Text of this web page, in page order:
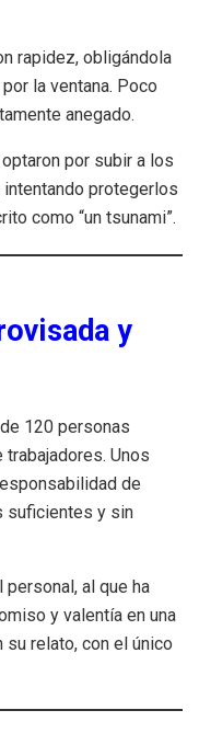
rapidez, obligándola
la ventana. Poco
anegado.
por subir a los
protegerlos
como “un tsunami”.
y
120 personas
Unos
de
suficientes y sin
personal, al que ha
y valentía en una
relato, con el único